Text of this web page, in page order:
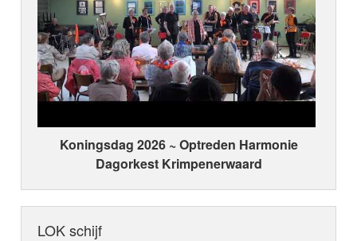
Koningsdag 2026 ~ Optreden Harmonie
Dagorkest Krimpenerwaard
LOK schijf